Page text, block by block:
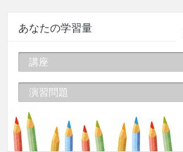
あなたの学習量
講座
演習問題